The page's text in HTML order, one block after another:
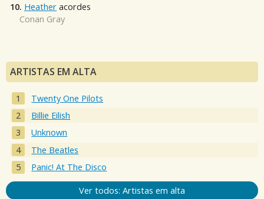
10. Heather acordes
Conan Gray
ARTISTAS EM ALTA
Twenty One Pilots
Billie Eilish
Unknown
The Beatles
Panic! At The Disco
Ver todos: Artistas em alta